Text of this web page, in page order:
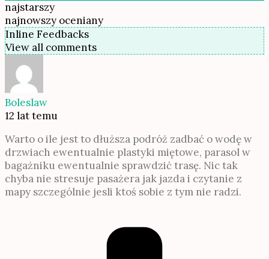
najstarszy
najnowszy oceniany
Inline Feedbacks
View all comments
Boleslaw
12 lat temu
Warto o ile jest to dłuższa podróż zadbać o wodę w
drzwiach ewentualnie plastyki miętowe, parasol w
bagażniku ewentualnie sprawdzić trasę. Nic tak
chyba nie stresuje pasażera jak jazda i czytanie z
mapy szczególnie jesli ktoś sobie z tym nie radzi.